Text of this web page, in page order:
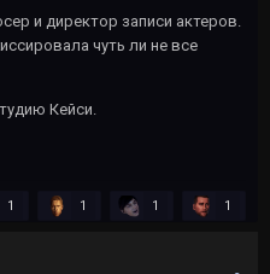
и директор записи актеров.
чуть ли не все
Кейси.
1 1 1 1